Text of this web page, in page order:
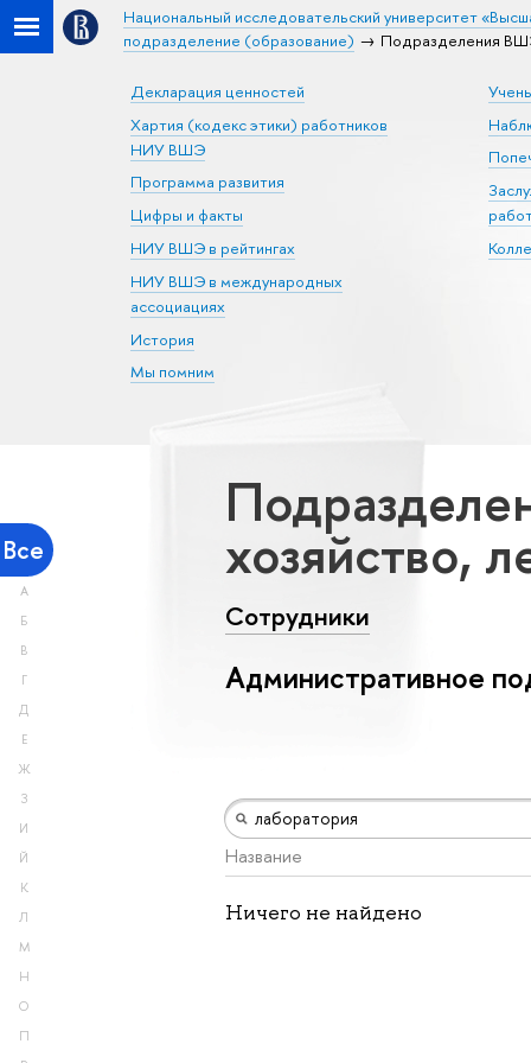
Национальный исследовательский университет
подразделение (образование)
Подразделения
Декларация ценностей
Хартия (кодекс этики) работников
НИУ ВШЭ
Программа развития
Цифры и факты
НИУ ВШЭ в рейтингах
НИУ ВШЭ в международных
ассоциациях
История
Мы помним
Все
А
Б
В
Г
Д
Е
Ж
З
И
Й
К
Л
М
Н
О
П
хозяйство,
Сотрудники
Административное
Название
Ничего не найдено